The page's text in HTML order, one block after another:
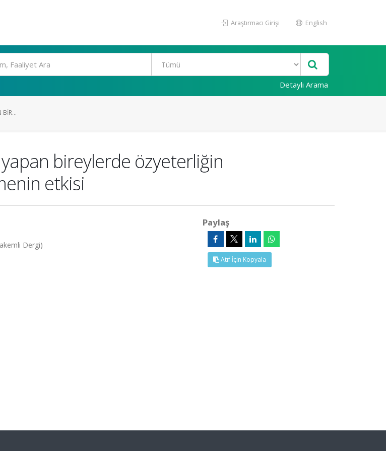
Araştırmacı Girişi English
Detaylı Arama
BIR...
bireylerde özyeterliğin
etkisi
Dergi)
Paylaş
Atıf İçin Kopyala